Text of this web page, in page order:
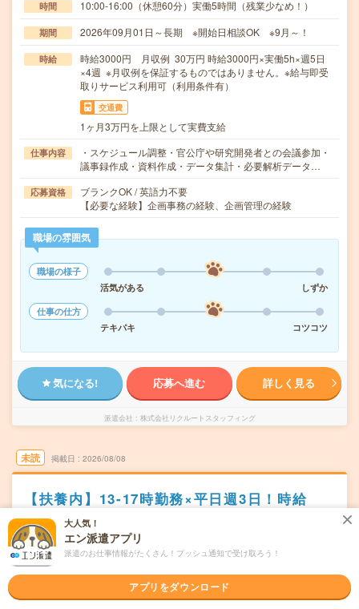
時間 10:00-16:00（休憩60分）実働5時間（残業少なめ！）
期間 2026年09月01日～長期 ※開始日相談OK ※9月～！
時給
時給3000円 月収例 30万円 時給3000円×実働5h×週5日
×4週 ※月収例を保証するものではありません。※給与即受
取りサービス利用可（利用条件有）
交通費
1ヶ月3万円を上限として実費支給
仕事内容
・スケジュール調整・官公庁や研究開発者との会議参加・
議事録作成・資料作成・データ集計・必要解析データ…
応募資格
ブランクOK / 英語力不要
【必要な経験】企画事務の経験、企画管理の経験
職場の雰囲気
職場の様子
活気がある
しずか
仕事の仕方
テキパキ
コツコツ
気になる! 応募へ進む 詳しく見る
派遣会社 株式会社リクルートスタッフィング
未読 掲載日 2026/08/08
【扶養内】13-17時勤務×平日週3日！時給
1650円＊納品データの入力管理！
職種未経験OK 交通費別途支給あり
派遣
東京都千代田区
神保町駅から徒歩4分／水道橋駅から徒歩8分
大人気！
エン派遣アプリ
派遣のお仕事情報がたくさん！プッシュ通知で受け取ろう！
アプリをダウンロード